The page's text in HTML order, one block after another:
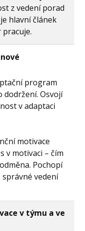
z vedení porad
hlavní článek
program
dodržení. Osvojí
v adaptaci
motivace
v motivaci – čím
Pochopí
vedení
v týmu a ve